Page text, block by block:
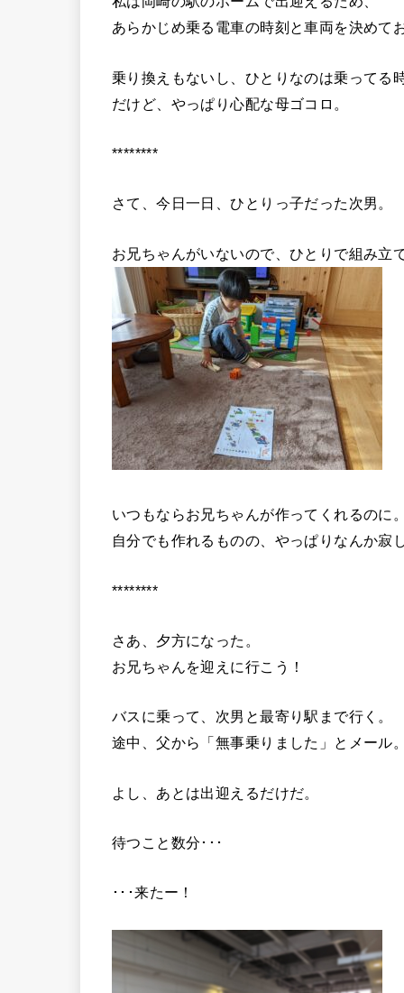
あらかじめ乗る電車の時刻と車両を決めて
乗り換えもないし、ひとりなのは乗ってる
だけど、やっぱり心配な母ゴコロ。
********
さて、今日一日、ひとりっ子だった次男。
お兄ちゃんがいないので、ひとりで組み立て
いつもならお兄ちゃんが作ってくれるのに。
自分でも作れるものの、やっぱりなんか寂
********
さあ、夕方になった。
お兄ちゃんを迎えに行こう！
バスに乗って、次男と最寄り駅まで行く。
途中、父から「無事乗りました」とメール。
よし、あとは出迎えるだけだ。
待つこと数分･･･
･･･来たー！